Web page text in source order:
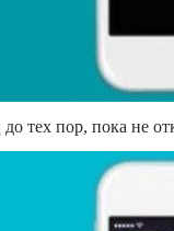
тех пор, пока не